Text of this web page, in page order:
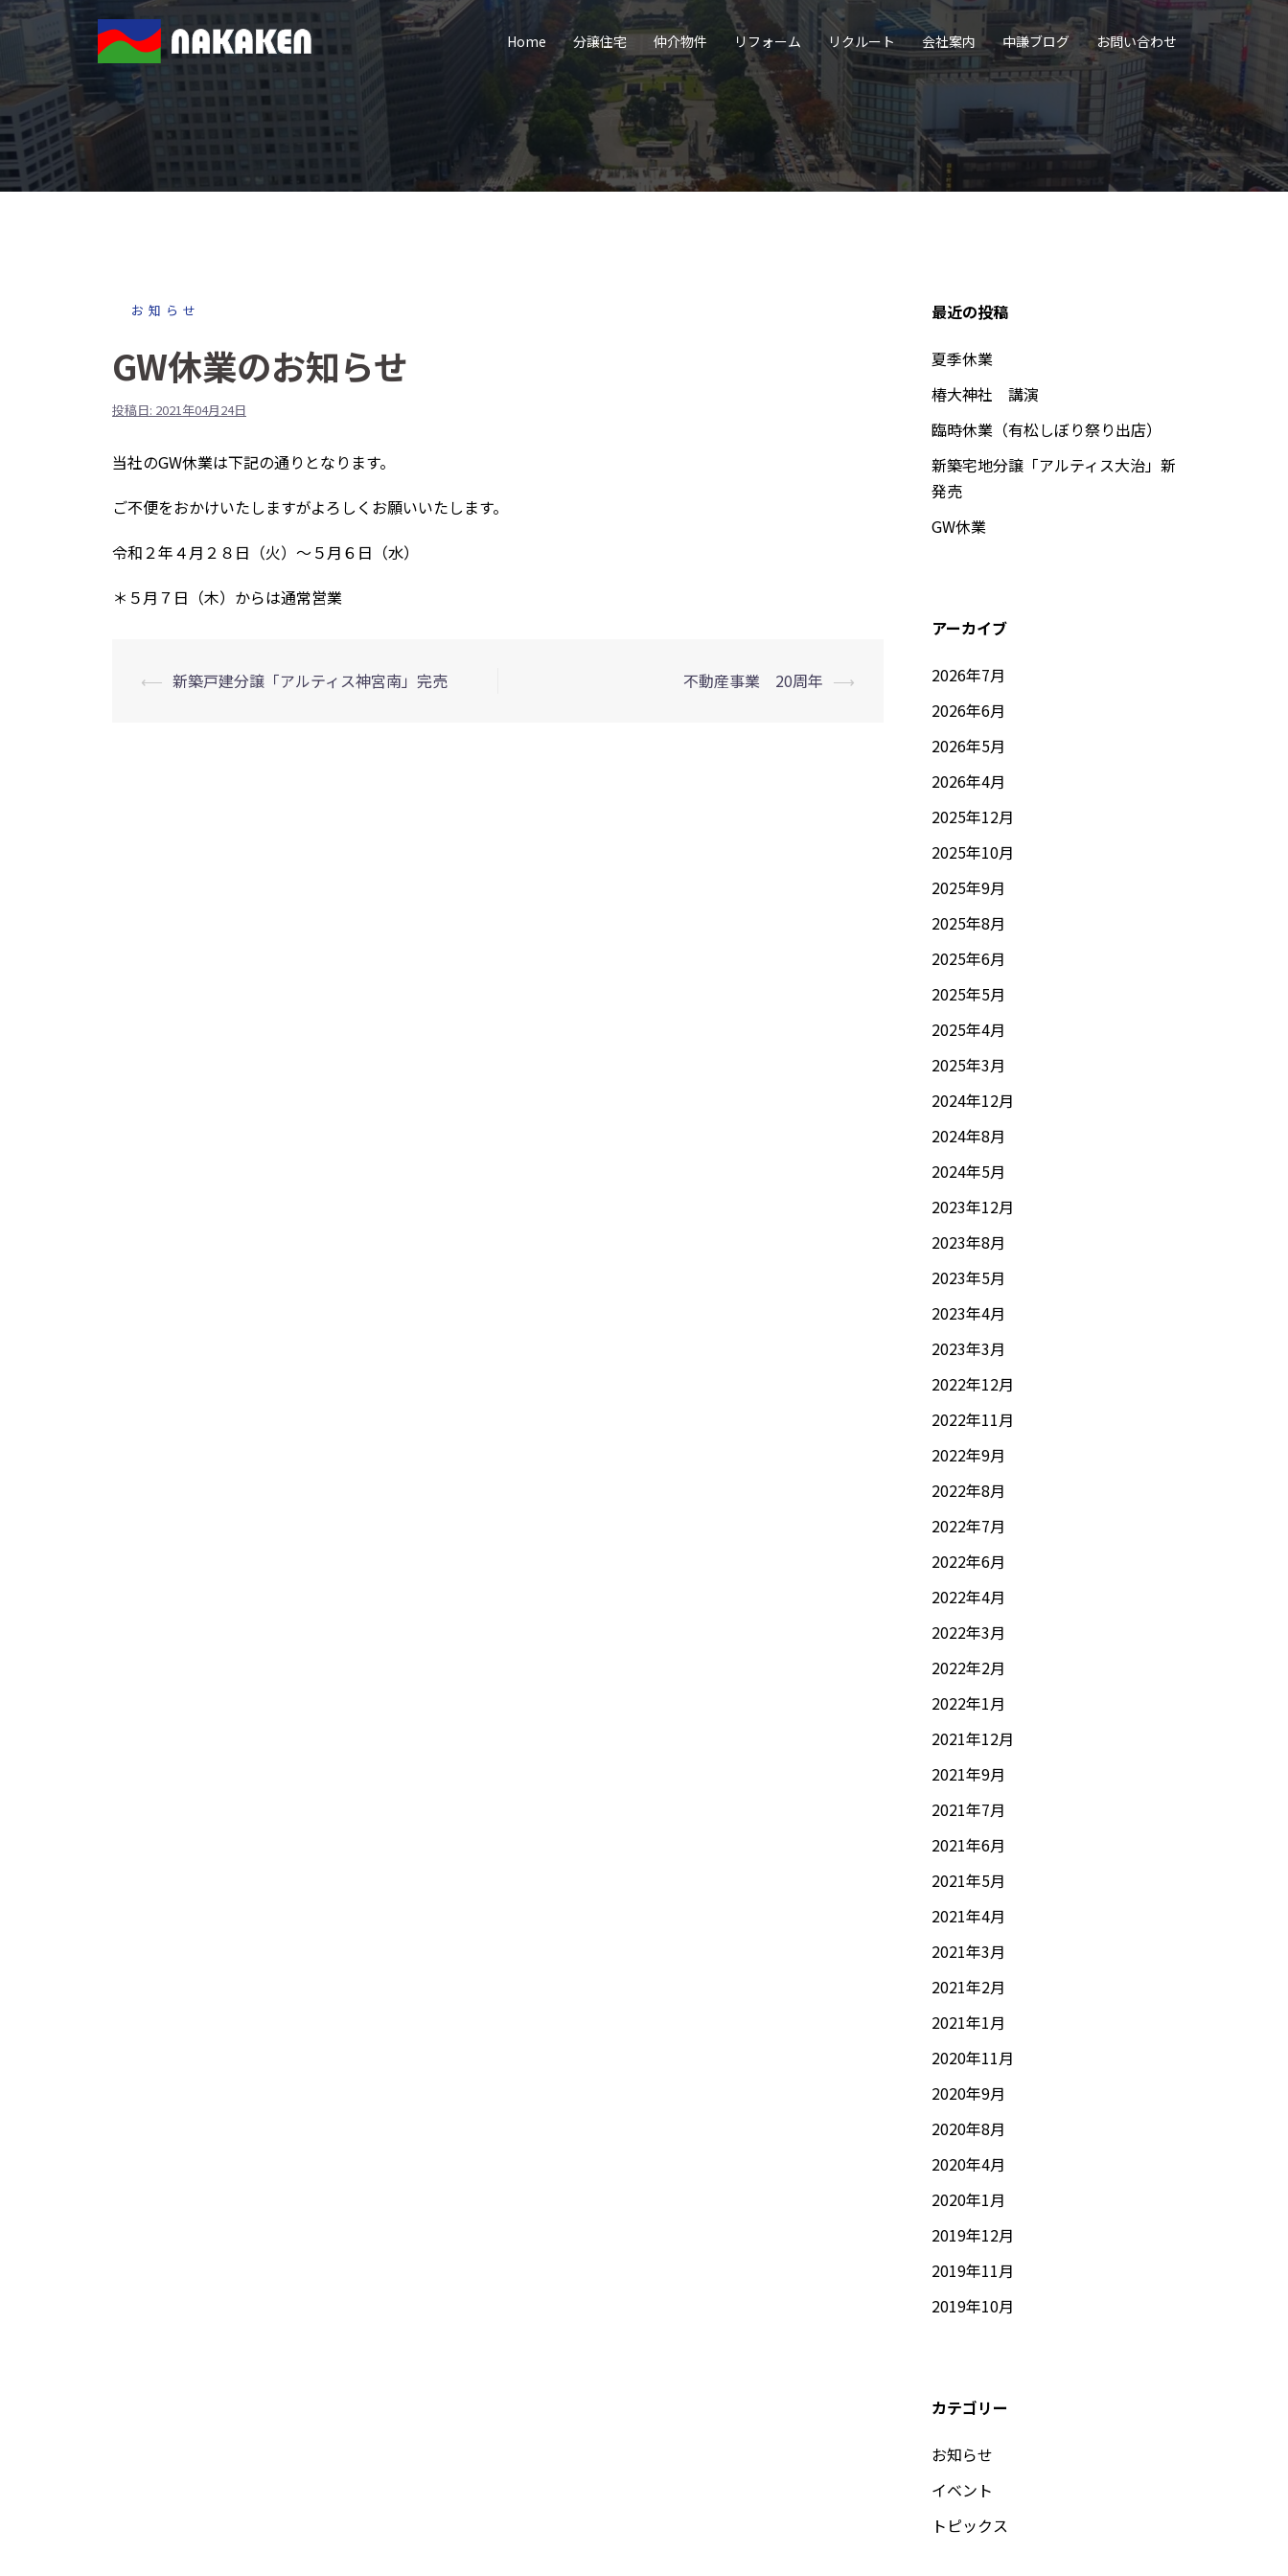
コ
ン
ン
ツ
へ
ス
キ
Home 分譲住宅 仲介物件 リフォーム リクルート 会社案内 中謙ブログ お問い合わせ
お知らせ
GW休業のお知らせ
投稿日: 2021年04月24日
当社のGW休業は下記の通りとなります。
ご不便をおかけいたしますがよろしくお願いいたします。
令和２年４月２８日（火）～５月６日（水）
＊５月７日（木）からは通常営業
投
⟵ 新築戸建分譲「アルティス神宮南」完売 不動産事業 20周年 ⟶
最近の投稿
夏季休業
椿大神社 講演
臨時休業（有松しぼり祭り出店）
新築宅地分譲「アルティス大治」新
発売
GW休業
アーカイブ
2026年7月
2026年6月
2026年5月
2026年4月
2025年12月
2025年10月
2025年9月
2025年8月
2025年6月
2025年5月
2025年4月
2025年3月
2024年12月
2024年8月
2024年5月
2023年12月
2023年8月
2023年5月
2023年4月
2023年3月
2022年12月
2022年11月
2022年9月
2022年8月
2022年7月
2022年6月
2022年4月
2022年3月
2022年2月
2022年1月
2021年12月
2021年9月
2021年7月
2021年6月
2021年5月
2021年4月
2021年3月
2021年2月
2021年1月
2020年11月
2020年9月
2020年8月
2020年4月
2020年1月
2019年12月
2019年11月
2019年10月
カテゴリー
お知らせ
イベント
トピックス